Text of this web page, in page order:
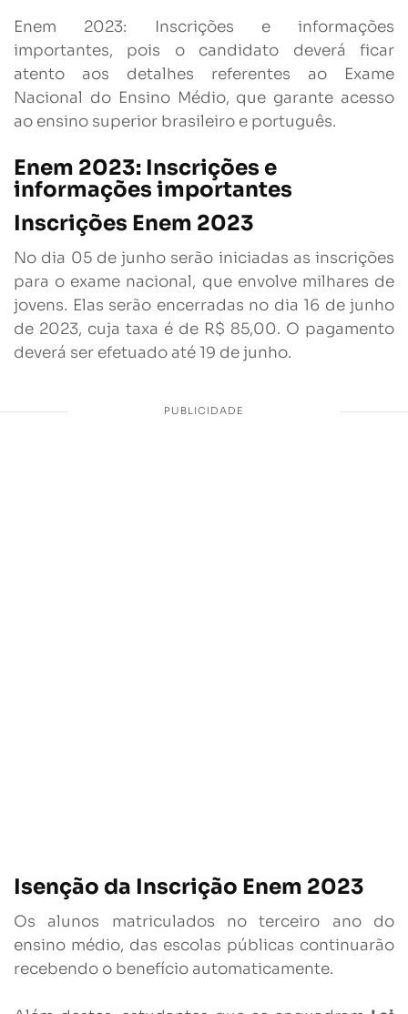
Enem 2023: Inscrições e informações
importantes, pois o candidato deverá ficar
atento aos detalhes referentes ao Exame
Nacional do Ensino Médio, que garante acesso
ao ensino superior brasileiro e português.
Enem 2023: Inscrições e
informações importantes
Inscrições Enem 2023
No dia 05 de junho serão iniciadas as inscrições
para o exame nacional, que envolve milhares de
jovens. Elas serão encerradas no dia 16 de junho
de 2023, cuja taxa é de R$ 85,00. O pagamento
deverá ser efetuado até 19 de junho.
Isenção da Inscrição Enem 2023
Os alunos matriculados no terceiro ano do
ensino médio, das escolas públicas continuarão
recebendo o benefício automaticamente.